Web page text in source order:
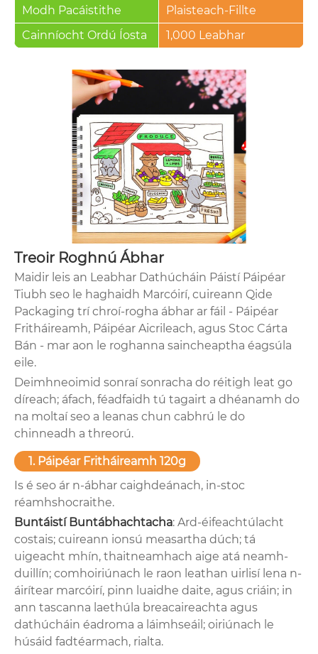
Modh Pacáistithe
Plaisteach-Fillte
Cainníocht Ordú Íosta
1,000 Leabhar
Treoir Roghnú Ábhar
Maidir leis an Leabhar Dathúcháin Páistí Páipéar
Tiubh seo le haghaidh Marcóirí, cuireann Qide
Packaging trí chroí-rogha ábhar ar fáil - Páipéar
Fritháireamh, Páipéar Aicrileach, agus Stoc Cárta
Bán - mar aon le roghanna saincheaptha éagsúla
eile.
Deimhneoimid sonraí sonracha do réitigh leat go
díreach; áfach, féadfaidh tú tagairt a dhéanamh do
na moltaí seo a leanas chun cabhrú le do
chinneadh a threorú.
1. Páipéar Fritháireamh 120g
Is é seo ár n-ábhar caighdeánach, in-stoc
réamhshocraithe.
Buntáistí Buntábhachtacha: Ard-éifeachtúlacht
costais; cuireann ionsú measartha dúch; tá
uigeacht mhín, thaitneamhach aige atá neamh-
duillín; comhoiriúnach le raon leathan uirlisí lena n-
áirítear marcóirí, pinn luaidhe daite, agus criáin; in
ann tascanna laethúla breacaireachta agus
dathúcháin éadroma a láimhseáil; oiriúnach le
húsáid fadtéarmach, rialta.